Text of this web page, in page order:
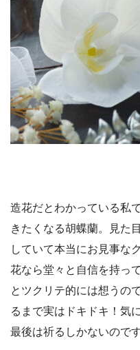
造花だとわかっている私
きたくなる胡蝶蘭。見た
していて本当にお見事な
花なら堂々と自信を持っ
とツクリテ的には想うの
るまで実はドキドキ！気
最後は祈るしかないのです